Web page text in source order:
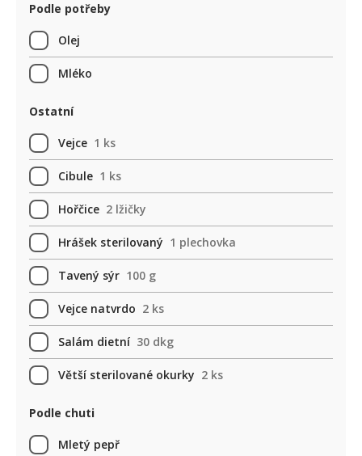
Podle potřeby
Olej
Mléko
Ostatní
Vejce 1 ks
Cibule 1 ks
Hořčice 2 lžičky
Hrášek sterilovaný 1 plechovka
Tavený sýr 100 g
Vejce natvrdo 2 ks
Salám dietní 30 dkg
Větší sterilované okurky 2 ks
Podle chuti
Mletý pepř